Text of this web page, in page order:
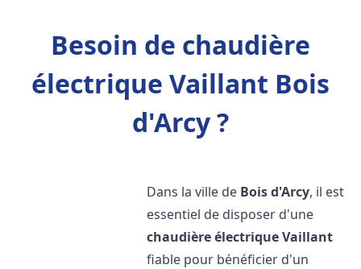
Besoin de chaudière
électrique Vaillant Bois
d'Arcy ?
Dans la ville de Bois d'Arcy, il est
essentiel de disposer d'une
chaudière électrique Vaillant
fiable pour bénéficier d'un